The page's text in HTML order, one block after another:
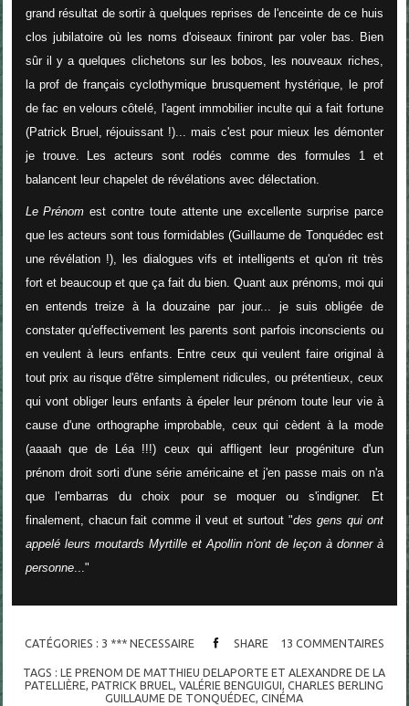
grand résultat de sortir à quelques reprises de l'enceinte de ce huis
clos jubilatoire où les noms d'oiseaux finiront par voler bas. Bien
sûr il y a quelques clichetons sur les bobos, les nouveaux riches,
la prof de français cyclothymique brusquement hystérique, le prof
de fac en velours côtelé, l'agent immobilier inculte qui a fait fortune
(Patrick Bruel, réjouissant !)... mais c'est pour mieux les démonter
je trouve. Les acteurs sont rodés comme des formules 1 et
balancent leur chapelet de révélations avec délectation.
Le Prénom est contre toute attente une excellente surprise parce
que les acteurs sont tous formidables (Guillaume de Tonquédec est
une révélation !), les dialogues vifs et intelligents et qu'on rit très
fort et beaucoup et que ça fait du bien. Quant aux prénoms, moi qui
en entends treize à la douzaine par jour... je suis obligée de
constater qu'effectivement les parents sont parfois inconscients ou
en veulent à leurs enfants. Entre ceux qui veulent faire original à
tout prix au risque d'être simplement ridicules, ou prétentieux, ceux
qui vont obliger leurs enfants à épeler leur prénom toute leur vie à
cause d'une orthographe improbable, ceux qui cèdent à la mode
(aaaah que de Léa !!!) ceux qui affligent leur progéniture d'un
prénom droit sorti d'une série américaine et j'en passe mais on n'a
que l'embarras du choix pour se moquer ou s'indigner. Et
finalement, chacun fait comme il veut et surtout "des gens qui ont
appelé leurs moutards Myrtille et Apollin n'ont de leçon à donner à
personne..."
CATÉGORIES : 3 *** NECESSAIRE SHARE 13 COMMENTAIRES
TAGS :LE PRENOM DE MATTHIEU DELAPORTE ET ALEXANDRE DE LA
PATELLIÈRE,PATRICK BRUEL,VALÉRIE BENGUIGUI,CHARLES BERLING
GUILLAUME DE TONQUÉDEC,CINÉMA